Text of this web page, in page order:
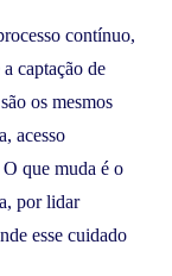
contínuo,
captação de
os mesmos
acesso
que muda é o
por lidar
esse cuidado